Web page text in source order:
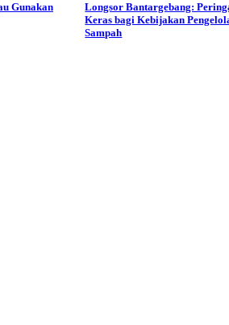
Gunakan
Longsor Bantargebang:
Keras bagi Kebijakan
Sampah